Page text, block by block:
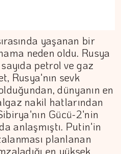
yaşanan bir
neden oldu. Rusya
petrol ve gaz
Rusya'nın sevk
dünyanın en
nakil hatlarından
Gücü-2'nin
anlaşmıştı. Putin'in
planlanan
en yüksek